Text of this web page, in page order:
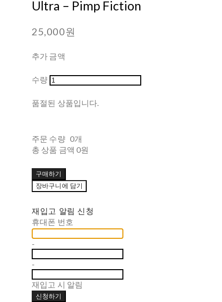
Ultra ‎– Pimp Fiction
25,000원
추가 금액
수량
품절된 상품입니다.
주문 수량 0개
총 상품 금액 0원
구매하기
장바구니에 담기
재입고 알림 신청
휴대폰 번호
-
-
재입고 시 알림
신청하기